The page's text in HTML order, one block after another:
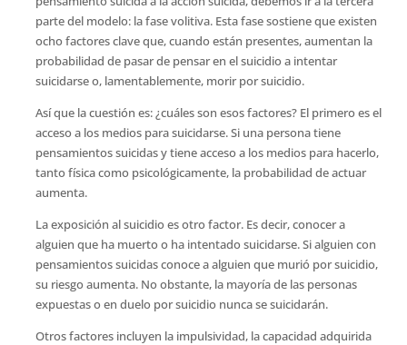
parte del modelo: la fase volitiva. Esta fase sostiene que existen
ocho factores clave que, cuando están presentes, aumentan la
probabilidad de pasar de pensar en el suicidio a intentar
suicidarse o, lamentablemente, morir por suicidio.
Así que la cuestión es: ¿cuáles son esos factores? El primero es el
acceso a los medios para suicidarse. Si una persona tiene
pensamientos suicidas y tiene acceso a los medios para hacerlo,
tanto física como psicológicamente, la probabilidad de actuar
aumenta.
La exposición al suicidio es otro factor. Es decir, conocer a
alguien que ha muerto o ha intentado suicidarse. Si alguien con
pensamientos suicidas conoce a alguien que murió por suicidio,
su riesgo aumenta. No obstante, la mayoría de las personas
expuestas o en duelo por suicidio nunca se suicidarán.
Otros factores incluyen la impulsividad, la capacidad adquirida